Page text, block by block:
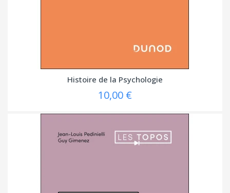
Histoire de la Psychologie
10,00 €